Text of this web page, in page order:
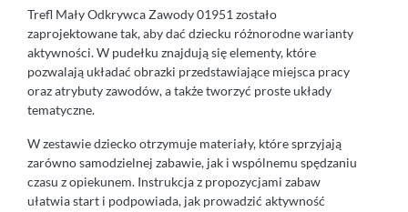
Trefl Mały Odkrywca Zawody 01951 zostało
zaprojektowane tak, aby dać dziecku różnorodne warianty
aktywności. W pudełku znajdują się elementy, które
pozwalają układać obrazki przedstawiające miejsca pracy
oraz atrybuty zawodów, a także tworzyć proste układy
tematyczne.
W zestawie dziecko otrzymuje materiały, które sprzyjają
zarówno samodzielnej zabawie, jak i wspólnemu spędzaniu
czasu z opiekunem. Instrukcja z propozycjami zabaw
ułatwia start i podpowiada, jak prowadzić aktywność